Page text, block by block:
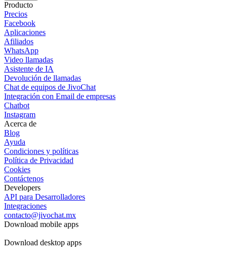
Producto
Precios
Facebook
Aplicaciones
Afiliados
WhatsApp
Video llamadas
Asistente de IA
Devolución de llamadas
Chat de equipos de JivoChat
Integración con Email de empresas
Chatbot
Instagram
Acerca de
Blog
Ayuda
Condiciones y políticas
Política de Privacidad
Cookies
Contáctenos
Developers
API para Desarrolladores
Integraciones
contacto@jivochat.mx
Download mobile apps
Download desktop apps